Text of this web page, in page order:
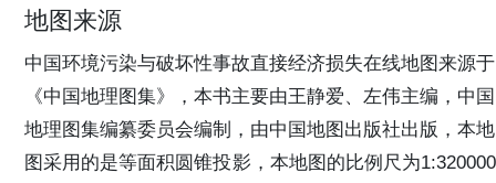
地图来源
中国环境污染与破坏性事故直接经济损失在线地图来源于
《中国地理图集》，本书主要由王静爱、左伟主编，中国
地理图集编纂委员会编制，由中国地图出版社出版，本地
图采用的是等面积圆锥投影，本地图的比例尺为1:320000